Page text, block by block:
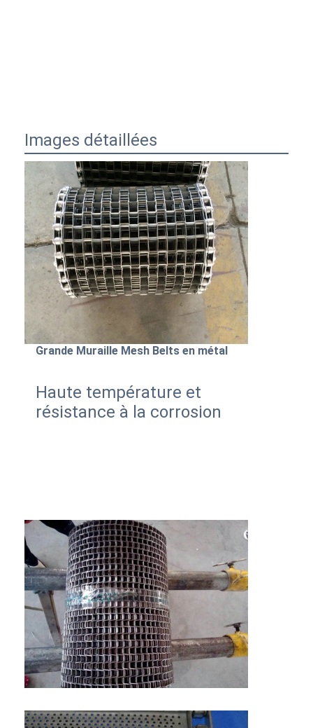
Images détaillées
Grande Muraille Mesh Belts en métal
Haute température et
résistance à la corrosion